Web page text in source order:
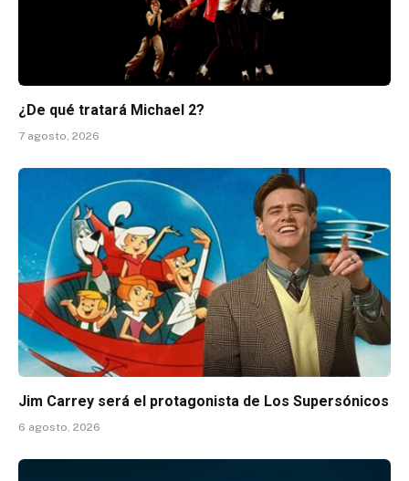
¿De qué tratará Michael 2?
7 agosto, 2026
Jim Carrey será el protagonista de Los Supersónicos
6 agosto, 2026